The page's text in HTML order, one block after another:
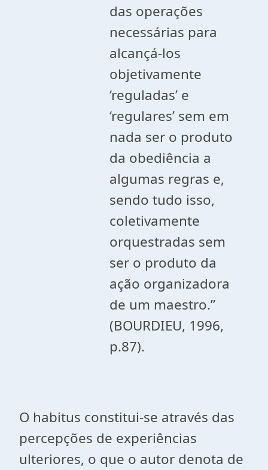
das operações
necessárias para
alcançá-los
objetivamente
‘reguladas’ e
‘regulares’ sem em
nada ser o produto
da obediência a
algumas regras e,
sendo tudo isso,
coletivamente
orquestradas sem
ser o produto da
ação organizadora
de um maestro.”
(BOURDIEU, 1996,
p.87).
O habitus constitui-se através das
percepções de experiências
ulteriores, o que o autor denota de